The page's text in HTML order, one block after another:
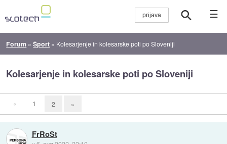
☰
Forum »Šport » Kolesarjenje in kolesarske poti po Sloveniji
Kolesarjenje in kolesarske poti po Sloveniji
« 1 2 »
FrRoSt